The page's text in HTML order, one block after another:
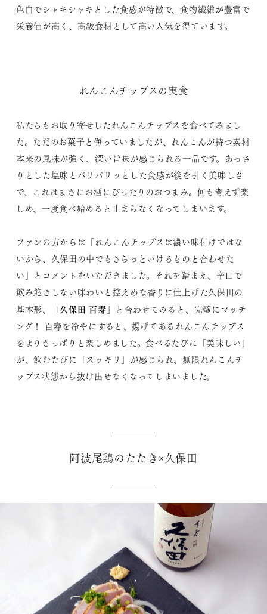
色白でシャキシャキとした食感が特徴で、食物繊維が豊富で
栄養価が高く、高級食材として高い人気を得ています。
れんこんチップスの実食
私たちもお取り寄せしたれんこんチップスを食べてみまし
た。ただのお菓子と侮っていましたが、れんこんが持つ素材
本来の風味が強く、深い旨味が感じられる一品です。あっさ
りとした塩味とパリパリッとした食感が後を引く美味しさ
で、これはまさにお酒にぴったりのおつまみ。何も考えず楽
しめ、一度食べ始めると止まらなくなってしまいます。
ファンの方からは「れんこんチップスは濃い味付けではな
いから、久保田の中でもさらっといけるものと合わせた
い」とコメントをいただきました。それを踏まえ、辛口で
飲み飽きしない味わいと控えめな香りに仕上げた久保田の
基本形、「久保田 百寿 」と合わせてみると、完璧にマッチ
ング！ 百寿を冷やにすると、揚げてあるれんこんチップス
をよりさっぱりと楽しめました。食べるたびに「美味しい」
が、飲むたびに「スッキリ」が感じられ、無限れんこんチ
ップス状態から抜け出せなくなってしまいました。
阿波尾鶏のたたき×久保田